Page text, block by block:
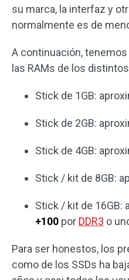
su marca, la interfaz y
normalmente es de
A continuación,
las RAMs de los
Stick de 1GB:
Stick de 2GB:
Stick de 4GB:
Stick / kit de 8GB:
Stick / kit de 16GB:
+100 por DDR3 o
Para ser honestos, los
como de los SSDs ha